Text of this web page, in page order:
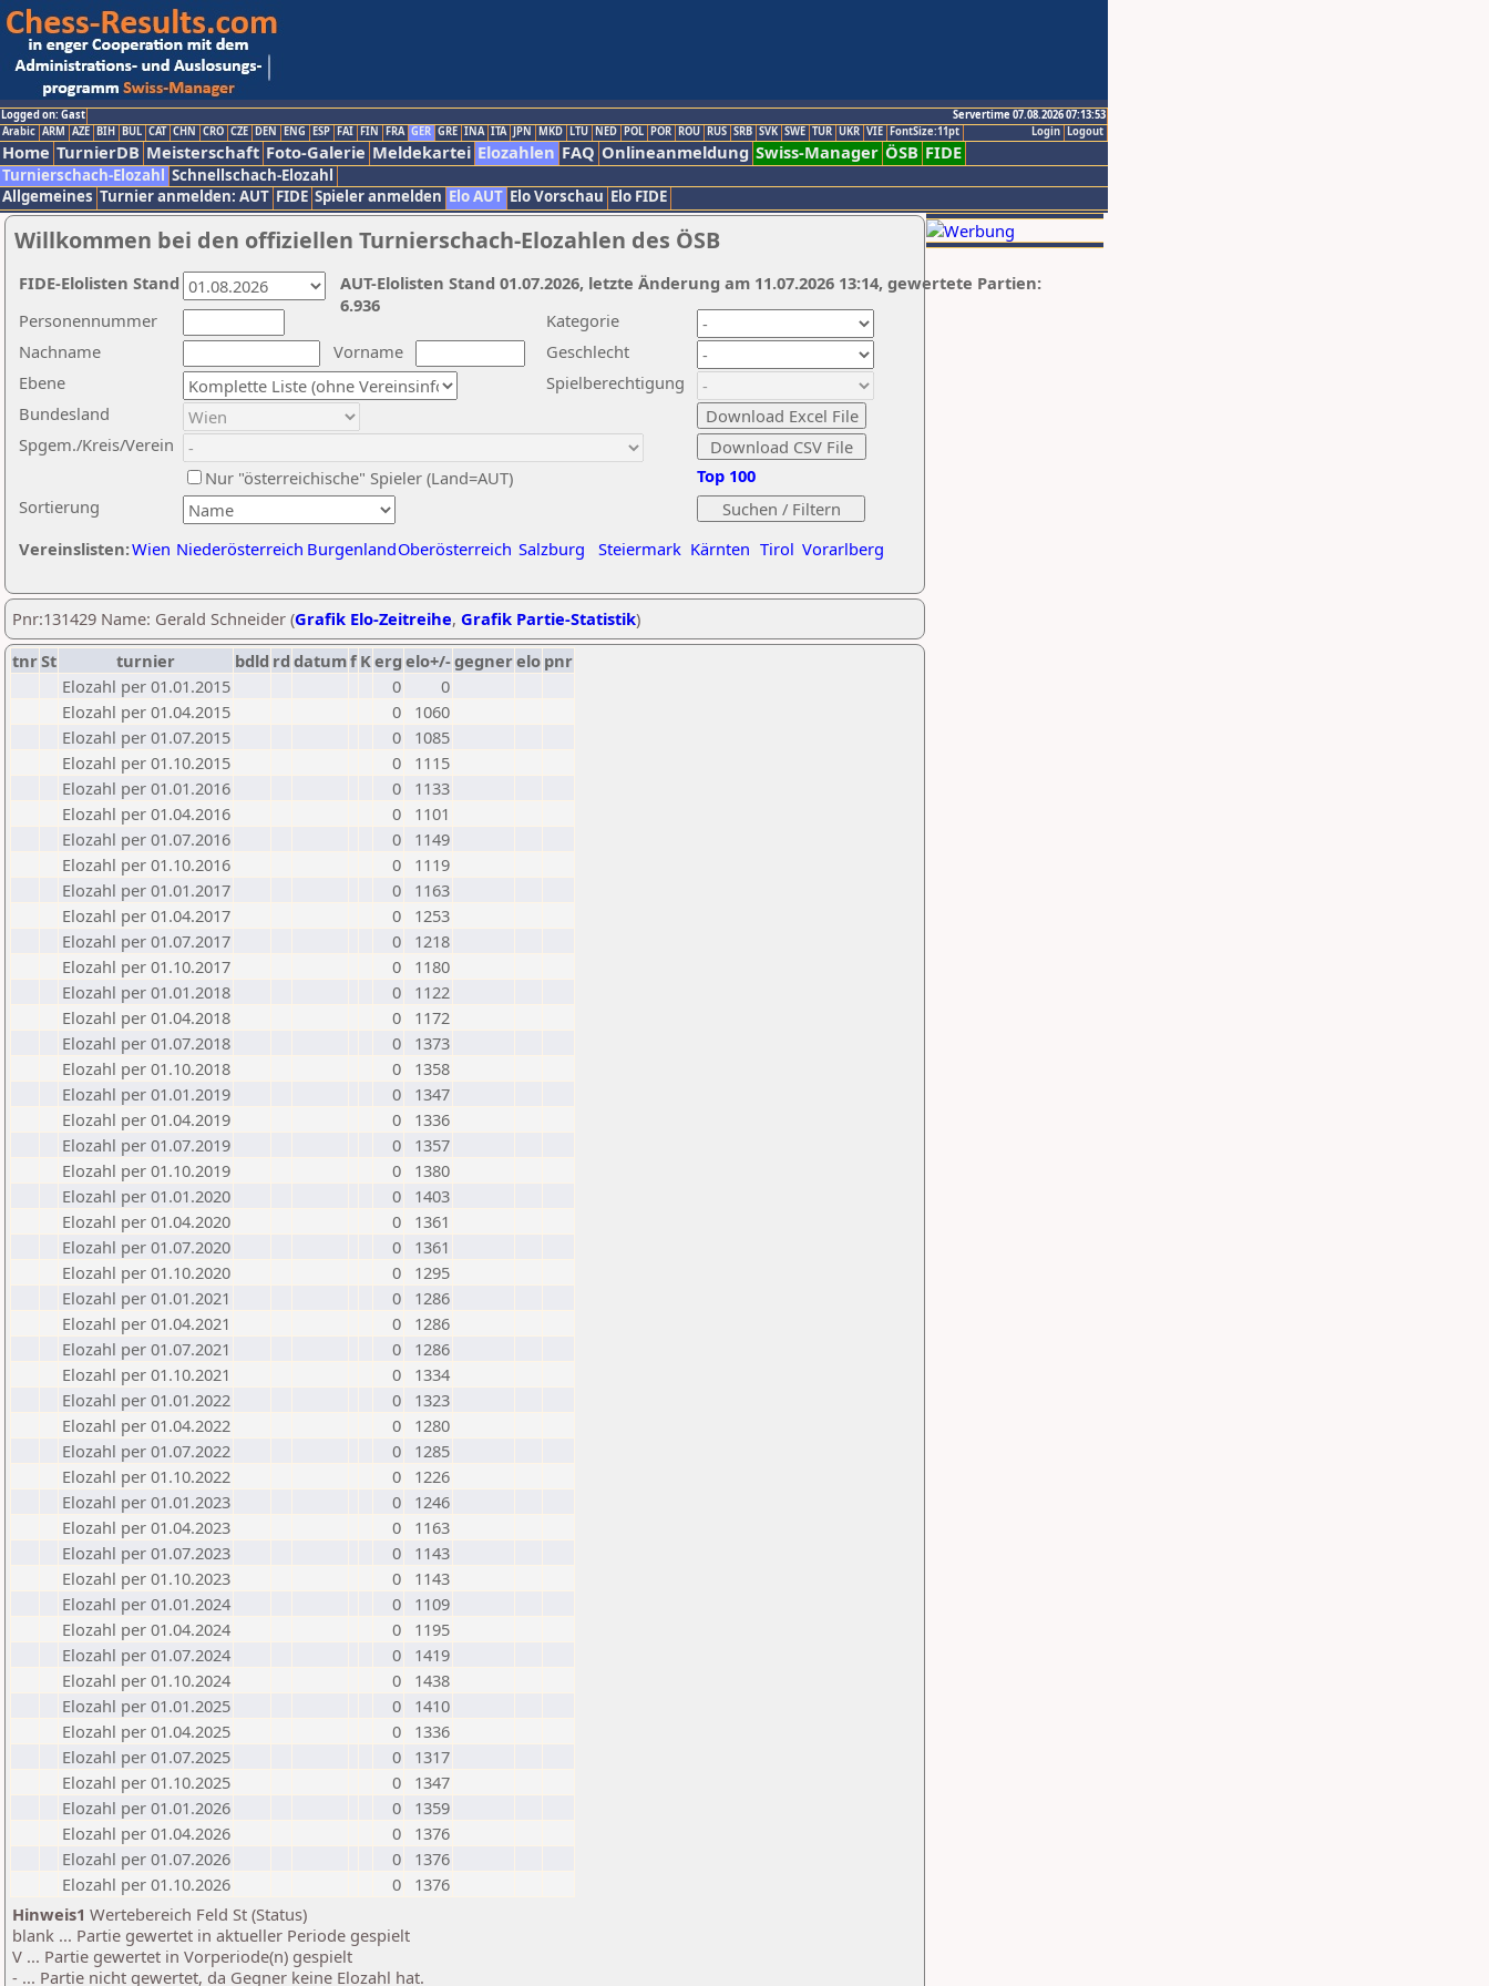
Logged on: Gast
Servertime 07.08.2026 07:13:53
Logout
Login
Arabic ARM AZE BIH BUL CAT CHN CRO CZE DEN ENG ESP FAI FIN FRA GER GRE INA ITA JPN MKD LTU NED POL POR ROU RUS SRB SVK SWE TUR UKR VIE FontSize:11pt
Home TurnierDB Meisterschaft Foto-Galerie Meldekartei Elozahlen FAQ Onlineanmeldung Swiss-Manager ÖSB FIDE
Turnierschach-Elozahl Schnellschach-Elozahl
Allgemeines Turnier anmelden: AUT FIDE Spieler anmelden Elo AUT Elo Vorschau Elo FIDE
Willkommen bei den offiziellen Turnierschach-Elozahlen des ÖSB
Nachname
Vorname
Ebene
Kategorie
Sortierung
Personennummer
Bundesland
Spgem./Kreis/Verein
Geschlecht
Nur "österreichische" Spieler (Land=AUT)
Spielberechtigung
Vereinslisten:Wien Niederösterreich BurgenlandOberösterreich Salzburg Steiermark Kärnten Tirol Vorarlberg
Top 100
AUT-Elolisten Stand 01.07.2026, letzte Änderung am 11.07.2026 13:14, gewertete Partien:
6.936
FIDE-Elolisten Stand
Pnr:131429 Name: Gerald Schneider (Grafik Elo-Zeitreihe, Grafik Partie-Statistik)
tnrSt turnier bdld rd datumf Kerg elo+/-gegnerelo pnr
Elozahl per 01.01.2015
0
0
Elozahl per 01.04.2015
0
1060
Elozahl per 01.07.2015
0
1085
Elozahl per 01.10.2015
0
1115
Elozahl per 01.01.2016
0
1133
Elozahl per 01.04.2016
0
1101
Elozahl per 01.07.2016
0
1149
Elozahl per 01.10.2016
0
1119
Elozahl per 01.01.2017
0
1163
Elozahl per 01.04.2017
0
1253
Elozahl per 01.07.2017
0
1218
Elozahl per 01.10.2017
0
1180
Elozahl per 01.01.2018
0
1122
Elozahl per 01.04.2018
0
1172
Elozahl per 01.07.2018
0
1373
Elozahl per 01.10.2018
0
1358
Elozahl per 01.01.2019
0
1347
Elozahl per 01.04.2019
0
1336
Elozahl per 01.07.2019
0
1357
Elozahl per 01.10.2019
0
1380
Elozahl per 01.01.2020
0
1403
Elozahl per 01.04.2020
0
1361
Elozahl per 01.07.2020
0
1361
Elozahl per 01.10.2020
0
1295
Elozahl per 01.01.2021
0
1286
Elozahl per 01.04.2021
0
1286
Elozahl per 01.07.2021
0
1286
Elozahl per 01.10.2021
0
1334
Elozahl per 01.01.2022
0
1323
Elozahl per 01.04.2022
0
1280
Elozahl per 01.07.2022
0
1285
Elozahl per 01.10.2022
0
1226
Elozahl per 01.01.2023
0
1246
Elozahl per 01.04.2023
0
1163
Elozahl per 01.07.2023
0
1143
Elozahl per 01.10.2023
0
1143
Elozahl per 01.01.2024
0
1109
Elozahl per 01.04.2024
0
1195
Elozahl per 01.07.2024
0
1419
Elozahl per 01.10.2024
0
1438
Elozahl per 01.01.2025
0
1410
Elozahl per 01.04.2025
0
1336
Elozahl per 01.07.2025
0
1317
Elozahl per 01.10.2025
0
1347
Elozahl per 01.01.2026
0
1359
Elozahl per 01.04.2026
0
1376
Elozahl per 01.07.2026
0
1376
Elozahl per 01.10.2026
0
1376
Hinweis1 Wertebereich Feld St (Status)
blank ... Partie gewertet in aktueller Periode gespielt
V ... Partie gewertet in Vorperiode(n) gespielt
- ... Partie nicht gewertet, da Gegner keine Elozahl hat.